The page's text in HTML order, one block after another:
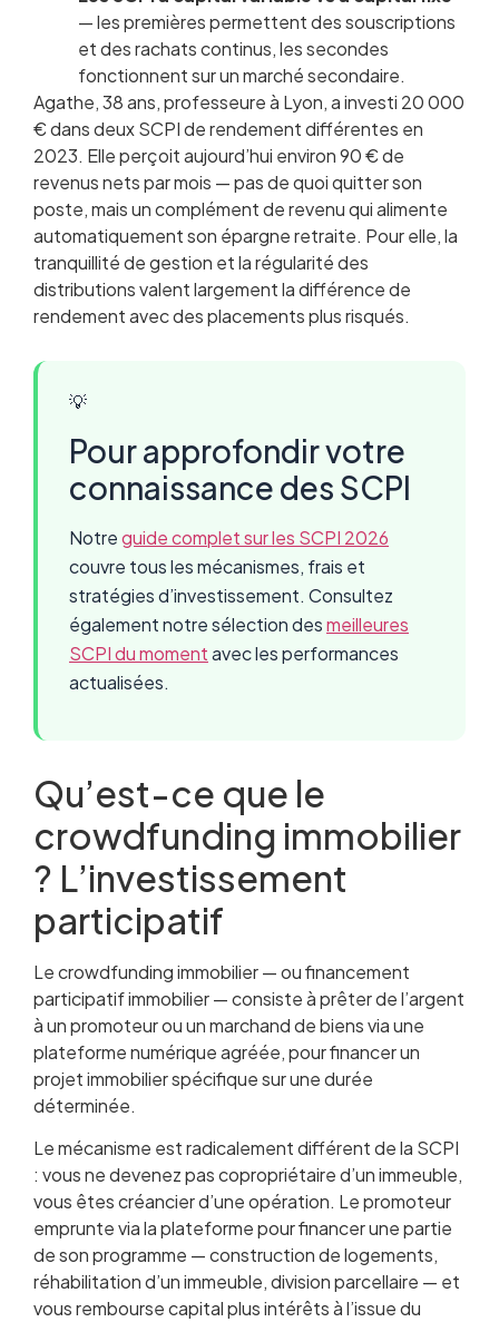
— les premières permettent des souscriptions
et des rachats continus, les secondes
fonctionnent sur un marché secondaire.
Agathe, 38 ans, professeure à Lyon, a investi 20 000
€ dans deux SCPI de rendement différentes en
2023. Elle perçoit aujourd’hui environ 90 € de
revenus nets par mois — pas de quoi quitter son
poste, mais un complément de revenu qui alimente
automatiquement son épargne retraite. Pour elle, la
tranquillité de gestion et la régularité des
distributions valent largement la différence de
rendement avec des placements plus risqués.
💡
Pour approfondir votre
connaissance des SCPI
Notreguide complet sur les SCPI 2026
couvre tous les mécanismes, frais et
stratégies d’investissement. Consultez
également notre sélection desmeilleures
SCPI du momentavec les performances
actualisées.
Qu’est-ce que le
crowdfunding immobilier
? L’investissement
participatif
Le crowdfunding immobilier — ou financement
participatif immobilier — consiste à prêter de l’argent
à un promoteur ou un marchand de biens via une
plateforme numérique agréée, pour financer un
projet immobilier spécifique sur une durée
déterminée.
Le mécanisme est radicalement différent de la SCPI
: vous ne devenez pas copropriétaire d’un immeuble,
vous êtes créancier d’une opération. Le promoteur
emprunte via la plateforme pour financer une partie
de son programme — construction de logements,
réhabilitation d’un immeuble, division parcellaire — et
vous rembourse capital plus intérêts à l’issue du